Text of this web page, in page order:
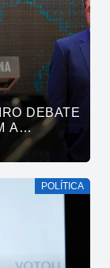
DEBATE
A
POLÍTICA